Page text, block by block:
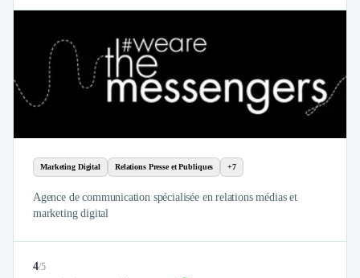
Marketing Digital Relations Presse et Publiques +7
Agence de communication spécialisée en relations médias et
marketing digital
4/5